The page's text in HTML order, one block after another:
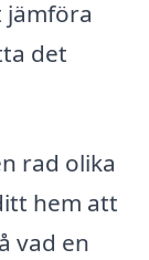
jämföra
det
rad olika
hem att
vad en